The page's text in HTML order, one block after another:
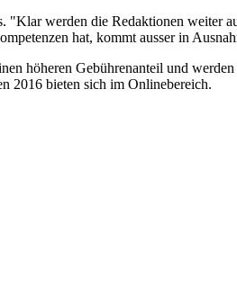
"Klar werden die Redaktionen
hat, kommt ausser in
höheren Gebührenanteil und
2016 bieten sich im Onlinebereich.